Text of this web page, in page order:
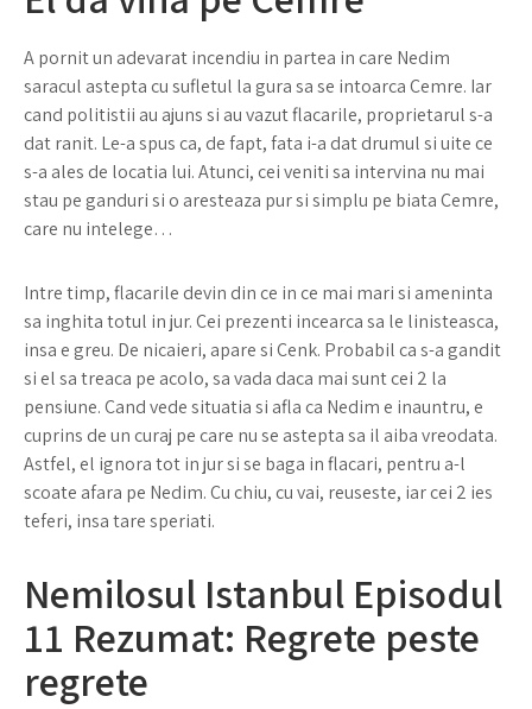
A pornit un adevarat incendiu in partea in care Nedim
saracul astepta cu sufletul la gura sa se intoarca Cemre. Iar
cand politistii au ajuns si au vazut flacarile, proprietarul s-a
dat ranit. Le-a spus ca, de fapt, fata i-a dat drumul si uite ce
s-a ales de locatia lui. Atunci, cei veniti sa intervina nu mai
stau pe ganduri si o aresteaza pur si simplu pe biata Cemre,
care nu intelege…
Intre timp, flacarile devin din ce in ce mai mari si ameninta
sa inghita totul in jur. Cei prezenti incearca sa le linisteasca,
insa e greu. De nicaieri, apare si Cenk. Probabil ca s-a gandit
si el sa treaca pe acolo, sa vada daca mai sunt cei 2 la
pensiune. Cand vede situatia si afla ca Nedim e inauntru, e
cuprins de un curaj pe care nu se astepta sa il aiba vreodata.
Astfel, el ignora tot in jur si se baga in flacari, pentru a-l
scoate afara pe Nedim. Cu chiu, cu vai, reuseste, iar cei 2 ies
teferi, insa tare speriati.
Nemilosul Istanbul Episodul
11 Rezumat: Regrete peste
regrete